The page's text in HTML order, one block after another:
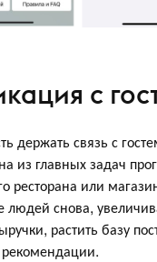
с
держать связь с
из главных задач
ресторана или
людей снова,
растить базу
рекомендации.